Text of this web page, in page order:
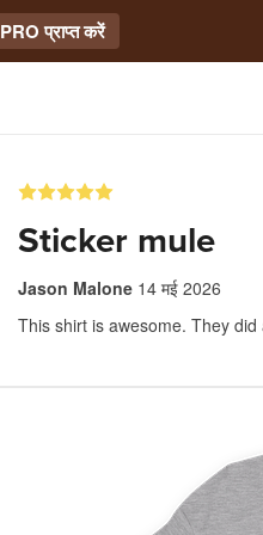
PRO प्राप्त करें
Sticker mule
Jason Malone 14 मई 2026
This shirt is awesome. They